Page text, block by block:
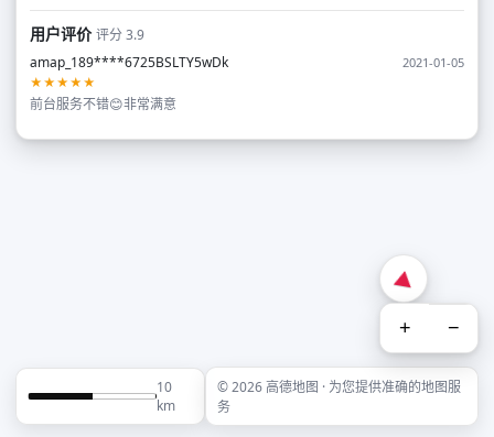
用户评价评分 3.9
amap_189****6725BSLTY5wDk
2021-01-05
★★★★★
前台服务不错😊非常满意
+ −
10
km
© 2026 高德地图 · 为您提供准确的地图服
务